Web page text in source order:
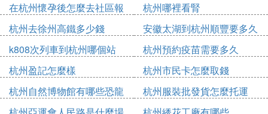
在杭州懷孕後怎麼去社區報
備
杭州哪裡看腎
杭州去徐州高鐵多少錢
安徽太湖到杭州順豐要多久
k808次列車到杭州哪個站
杭州預約疫苗需要多久
杭州盈記怎麼樣
杭州市民卡怎麼取錢
杭州自然博物館有哪些恐龍
杭州服裝批發貨怎麼托運